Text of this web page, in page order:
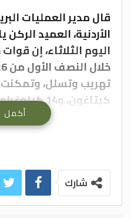
قال مدير العمليات
الأردنية، العميد
اليوم الثلاثاء، إن
كبتاغون،
شملت مادتي الهيدرو
أكمل
شارك